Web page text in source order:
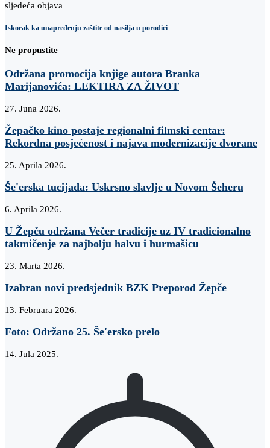
sljedeća objava
Iskorak ka unapređenju zaštite od nasilja u porodici
Ne propustite
Održana promocija knjige autora Branka
Marijanovića: LEKTIRA ZA ŽIVOT
27. Juna 2026.
Žepačko kino postaje regionalni filmski centar:
Rekordna posjećenost i najava modernizacije dvorane
25. Aprila 2026.
Še'erska tucijada: Uskrsno slavlje u Novom Šeheru
6. Aprila 2026.
U Žepču održana Večer tradicije uz IV tradicionalno
takmičenje za najbolju halvu i hurmašicu
23. Marta 2026.
Izabran novi predsjednik BZK Preporod Žepče
13. Februara 2026.
Foto: Održano 25. Še'ersko prelo
14. Jula 2025.